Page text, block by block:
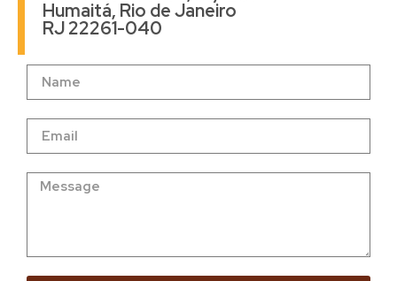
Humaitá, Rio de Janeiro
RJ 22261-040